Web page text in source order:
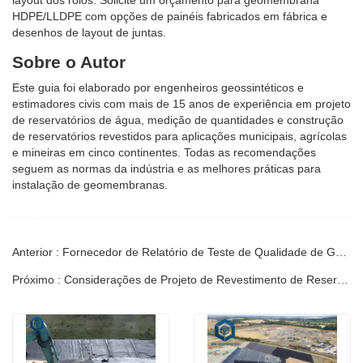
HDPE/LLDPE com opções de painéis fabricados em fábrica e
desenhos de layout de juntas.
Sobre o Autor
Este guia foi elaborado por engenheiros geossintéticos e
estimadores civis com mais de 15 anos de experiência em projeto
de reservatórios de água, medição de quantidades e construção
de reservatórios revestidos para aplicações municipais, agrícolas
e mineiras em cinco continentes. Todas as recomendações
seguem as normas da indústria e as melhores práticas para
instalação de geomembranas.